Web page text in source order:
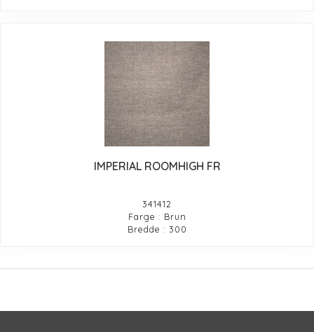
IMPERIAL ROOMHIGH FR
341412
Farge : Brun
Bredde : 300